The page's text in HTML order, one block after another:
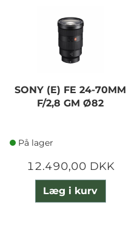
SONY (E) FE 24-70MM
F/2,8 GM Ø82
På lager
12.490,00 DKK
Læg i kurv